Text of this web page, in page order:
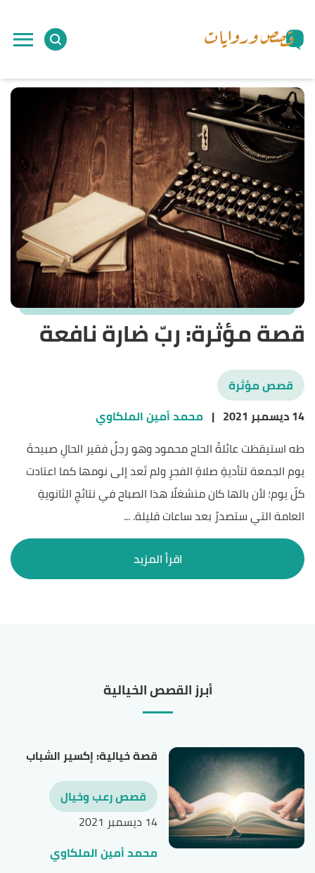
قصة مؤثرة: ربّ ضارة نافعة
قصص مؤثرة
14 ديسمبر 2021
| محمد أمين الملكاوي
طه استيقظت عائلةُ الحاج محمود وهو رجلٌ فقير الحالِ صبيحةَ
يوم الجمعة لتأديةِ صلاةِ الفجرِ ولم تَعد إلى نومها كما اعتادت
كلّ يوم؛ لأن بالها كان منشغلًا هذا الصباح في نتائجِ الثانويةِ
العامة التي ستصدرُ بعد ساعات قليلة. ...
اقرأ المزيد
أبرز القصص الخيالية
قصة خيالية: إكسير الشباب
قصص رعب وخيال
14 ديسمبر 2021
محمد أمين الملكاوي